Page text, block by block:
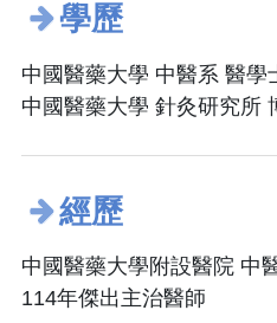
學歷
中國醫藥大學 中醫系 醫學
中國醫藥大學 針灸研究所
經歷
中國醫藥大學附設醫院 中
114年傑出主治醫師